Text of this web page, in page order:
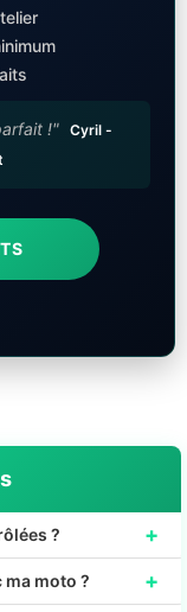
!" Cyril -
? +
moto ? +